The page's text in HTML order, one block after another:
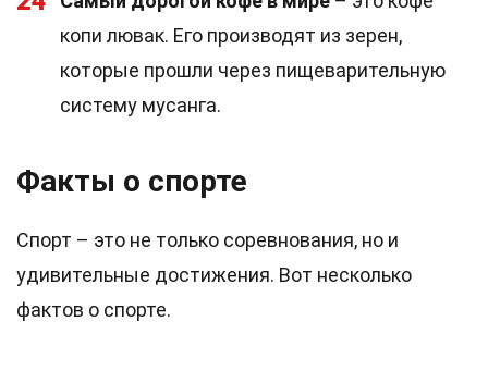
копи лювак. Его производят из зерен,
которые прошли через пищеварительную
систему мусанга.
Факты о спорте
Спорт – это не только соревнования, но и
удивительные достижения. Вот несколько
фактов о спорте.